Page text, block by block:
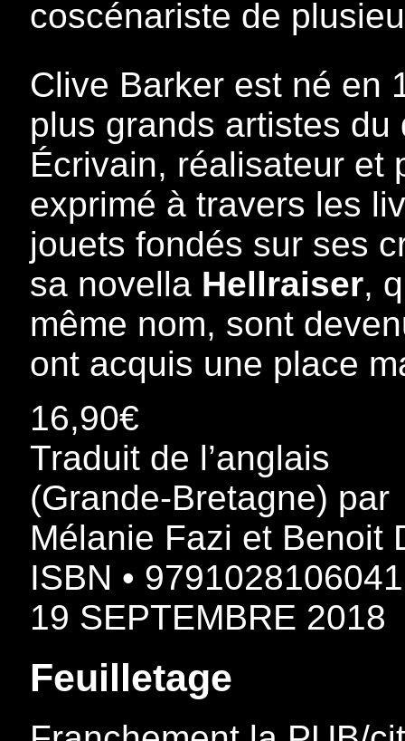
coscénariste de
Clive Barker est né en
plus grands artistes
Écrivain, réalisateur et
exprimé à travers les
jouets fondés sur ses
sa novella Hellraiser,
même nom, sont
ont acquis une place
16,90€
Traduit de l’anglais
(Grande-Bretagne) par
Mélanie Fazi et Benoit
ISBN • 9791028106041
19 SEPTEMBRE 2018
Feuilletage